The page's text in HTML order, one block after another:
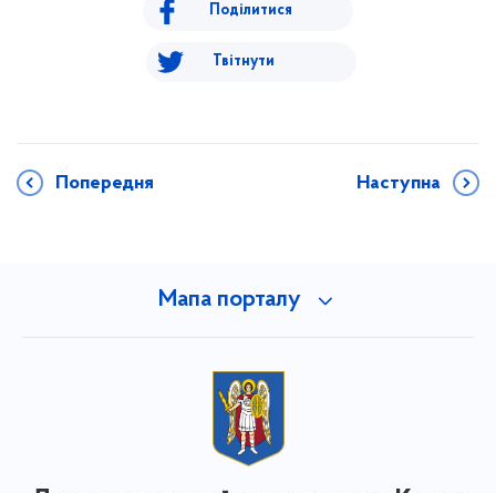
Поділитися
Твітнути
Попередня Наступна
Мапа порталу